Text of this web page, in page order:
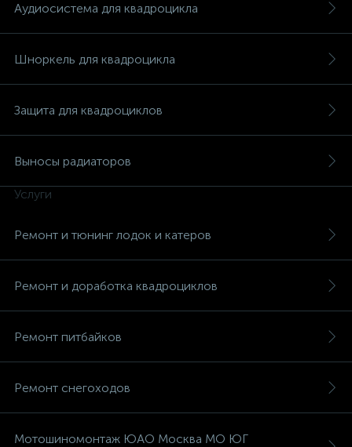
Аудиосистема для квадроцикла
Шноркель для квадроцикла
Защита для квадроциклов
Выносы радиаторов
Услуги
Ремонт и тюнинг лодок и катеров
Ремонт и доработка квадроциклов
Ремонт питбайков
Ремонт снегоходов
Мотошиномонтаж ЮАО Москва МО ЮГ